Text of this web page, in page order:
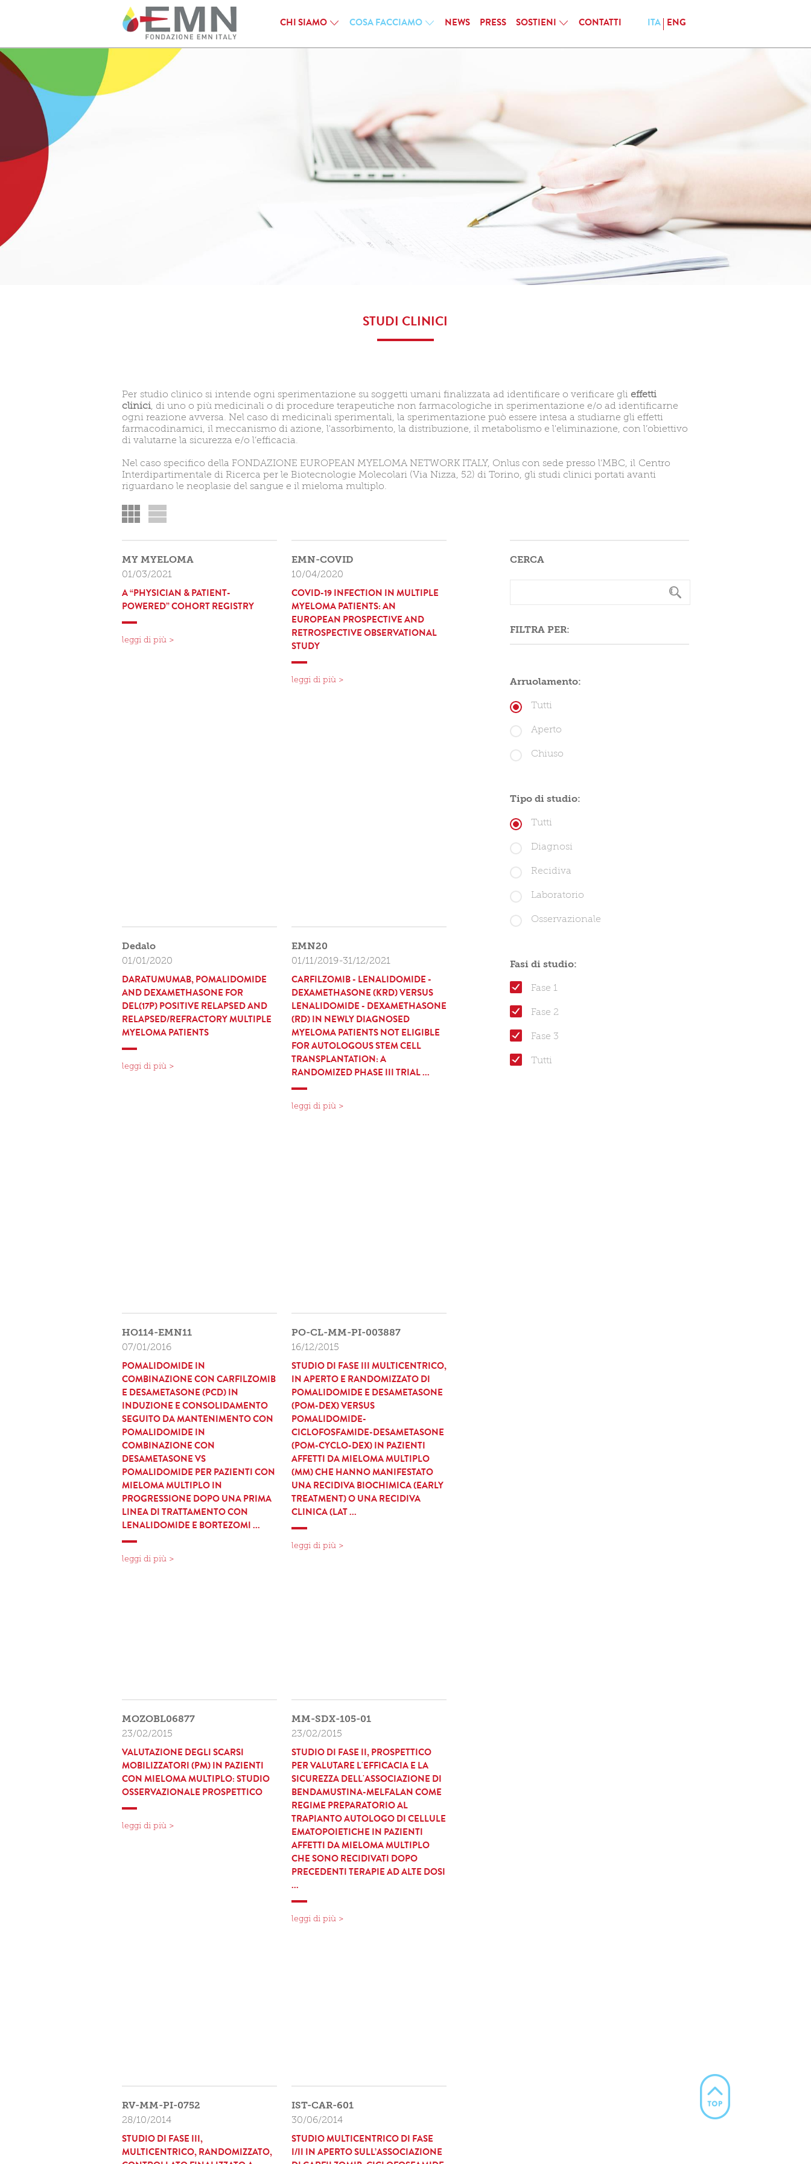
ITA ENG
CHI SIAMO COSA FACCIAMO NEWS PRESS SOSTIENI CONTATTI
STUDI CLINICI
Per studio clinico si intende ogni sperimentazione su soggetti umani finalizzata ad identificare o verificare gli effetti
clinici, di uno o più medicinali o di procedure terapeutiche non farmacologiche in sperimentazione e/o ad identificarne
ogni reazione avversa. Nel caso di medicinali sperimentali, la sperimentazione può essere intesa a studiarne gli effetti
farmacodinamici, il meccanismo di azione, l'assorbimento, la distribuzione, il metabolismo e l'eliminazione, con l’obiettivo
di valutarne la sicurezza e/o l’efficacia.
Nel caso specifico della FONDAZIONE EUROPEAN MYELOMA NETWORK ITALY, Onlus con sede presso l'MBC, il Centro
Interdipartimentale di Ricerca per le Biotecnologie Molecolari (Via Nizza, 52) di Torino, gli studi clinici portati avanti
riguardano le neoplasie del sangue e il mieloma multiplo.
MY MYELOMA
01/03/2021
A “PHYSICIAN & PATIENT-
POWERED” COHORT REGISTRY
leggi di più >
EMN-COVID
10/04/2020
COVID-19 INFECTION IN MULTIPLE
MYELOMA PATIENTS: AN
EUROPEAN PROSPECTIVE AND
RETROSPECTIVE OBSERVATIONAL
STUDY
leggi di più >
Dedalo
01/01/2020
DARATUMUMAB, POMALIDOMIDE
AND DEXAMETHASONE FOR
DEL(17P) POSITIVE RELAPSED AND
RELAPSED/REFRACTORY MULTIPLE
MYELOMA PATIENTS
leggi di più >
EMN20
01/11/2019-31/12/2021
CARFILZOMIB - LENALIDOMIDE -
DEXAMETHASONE (KRD) VERSUS
LENALIDOMIDE - DEXAMETHASONE
(RD) IN NEWLY DIAGNOSED
MYELOMA PATIENTS NOT ELIGIBLE
FOR AUTOLOGOUS STEM CELL
TRANSPLANTATION: A
RANDOMIZED PHASE III TRIAL ...
leggi di più >
HO114-EMN11
07/01/2016
POMALIDOMIDE IN
COMBINAZIONE CON CARFILZOMIB
E DESAMETASONE (PCD) IN
INDUZIONE E CONSOLIDAMENTO
SEGUITO DA MANTENIMENTO CON
POMALIDOMIDE IN
COMBINAZIONE CON
DESAMETASONE VS
POMALIDOMIDE PER PAZIENTI CON
MIELOMA MULTIPLO IN
PROGRESSIONE DOPO UNA PRIMA
LINEA DI TRATTAMENTO CON
LENALIDOMIDE E BORTEZOMI ...
leggi di più >
PO-CL-MM-PI-003887
16/12/2015
STUDIO DI FASE III MULTICENTRICO,
IN APERTO E RANDOMIZZATO DI
POMALIDOMIDE E DESAMETASONE
(POM-DEX) VERSUS
POMALIDOMIDE-
CICLOFOSFAMIDE-DESAMETASONE
(POM-CYCLO-DEX) IN PAZIENTI
AFFETTI DA MIELOMA MULTIPLO
(MM) CHE HANNO MANIFESTATO
UNA RECIDIVA BIOCHIMICA (EARLY
TREATMENT) O UNA RECIDIVA
CLINICA (LAT ...
leggi di più >
MOZOBL06877
23/02/2015
VALUTAZIONE DEGLI SCARSI
MOBILIZZATORI (PM) IN PAZIENTI
CON MIELOMA MULTIPLO: STUDIO
OSSERVAZIONALE PROSPETTICO
leggi di più >
MM-SDX-105-01
23/02/2015
STUDIO DI FASE II, PROSPETTICO
PER VALUTARE L'EFFICACIA E LA
SICUREZZA DELL'ASSOCIAZIONE DI
BENDAMUSTINA-MELFALAN COME
REGIME PREPARATORIO AL
TRAPIANTO AUTOLOGO DI CELLULE
EMATOPOIETICHE IN PAZIENTI
AFFETTI DA MIELOMA MULTIPLO
CHE SONO RECIDIVATI DOPO
PRECEDENTI TERAPIE AD ALTE DOSI
...
leggi di più >
RV-MM-PI-0752
28/10/2014
STUDIO DI FASE III,
MULTICENTRICO, RANDOMIZZATO,
IST-CAR-601
30/06/2014
STUDIO MULTICENTRICO DI FASE
I/II IN APERTO SULL’ASSOCIAZIONE
CERCA
FILTRA PER:
Arruolamento:
Tutti
Aperto
Chiuso
Tipo di studio:
Tutti
Diagnosi
Recidiva
Laboratorio
Osservazionale
Fasi di studio:
Fase 1
Fase 2
Fase 3
Tutti